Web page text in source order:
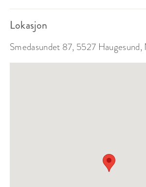
Lokasjon
Smedasundet 87, 5527 Haugesund,